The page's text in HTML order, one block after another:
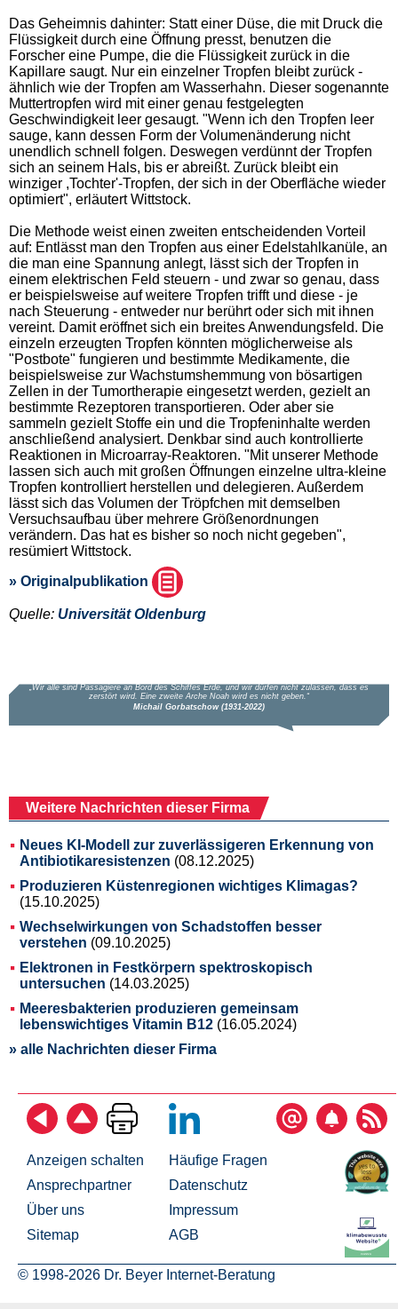
Das Geheimnis dahinter: Statt einer Düse, die mit Druck die
Flüssigkeit durch eine Öffnung presst, benutzen die
Forscher eine Pumpe, die die Flüssigkeit zurück in die
Kapillare saugt. Nur ein einzelner Tropfen bleibt zurück -
ähnlich wie der Tropfen am Wasserhahn. Dieser sogenannte
Muttertropfen wird mit einer genau festgelegten
Geschwindigkeit leer gesaugt. "Wenn ich den Tropfen leer
sauge, kann dessen Form der Volumenänderung nicht
unendlich schnell folgen. Deswegen verdünnt der Tropfen
sich an seinem Hals, bis er abreißt. Zurück bleibt ein
winziger ,Tochter'-Tropfen, der sich in der Oberfläche wieder
optimiert", erläutert Wittstock.
Die Methode weist einen zweiten entscheidenden Vorteil
auf: Entlässt man den Tropfen aus einer Edelstahlkanüle, an
die man eine Spannung anlegt, lässt sich der Tropfen in
einem elektrischen Feld steuern - und zwar so genau, dass
er beispielsweise auf weitere Tropfen trifft und diese - je
nach Steuerung - entweder nur berührt oder sich mit ihnen
vereint. Damit eröffnet sich ein breites Anwendungsfeld. Die
einzeln erzeugten Tropfen könnten möglicherweise als
"Postbote" fungieren und bestimmte Medikamente, die
beispielsweise zur Wachstumshemmung von bösartigen
Zellen in der Tumortherapie eingesetzt werden, gezielt an
bestimmte Rezeptoren transportieren. Oder aber sie
sammeln gezielt Stoffe ein und die Tropfeninhalte werden
anschließend analysiert. Denkbar sind auch kontrollierte
Reaktionen in Microarray-Reaktoren. "Mit unserer Methode
lassen sich auch mit großen Öffnungen einzelne ultra-kleine
Tropfen kontrolliert herstellen und delegieren. Außerdem
lässt sich das Volumen der Tröpfchen mit demselben
Versuchsaufbau über mehrere Größenordnungen
verändern. Das hat es bisher so noch nicht gegeben",
resümiert Wittstock.
» Originalpublikation
Quelle: Universität Oldenburg
Weitere Nachrichten dieser Firma
Neues KI-Modell zur zuverlässigeren Erkennung von
Antibiotikaresistenzen (08.12.2025)
Produzieren Küstenregionen wichtiges Klimagas?
(15.10.2025)
Wechselwirkungen von Schadstoffen besser
verstehen (09.10.2025)
Elektronen in Festkörpern spektroskopisch
untersuchen (14.03.2025)
Meeresbakterien produzieren gemeinsam
lebenswichtiges Vitamin B12 (16.05.2024)
» alle Nachrichten dieser Firma
Anzeigen schalten
Ansprechpartner
Über uns
Sitemap
Häufige Fragen
Datenschutz
Impressum
AGB
© 1998-2026 Dr. Beyer Internet-Beratung